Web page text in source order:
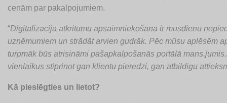
cenām par pakalpojumiem.
“Digitalizācija atkritumu apsaimniekošanā ir mūsdienu
uzņēmumiem un strādāt arvien gudrāk. Pēc mūsu aplēsēm
turpmāk būs atrisināmi pašapkalpošanās portālā
vienlaikus stiprinot gan klientu pieredzi, gan atbildīgu
Kā pieslēgties un lietot?